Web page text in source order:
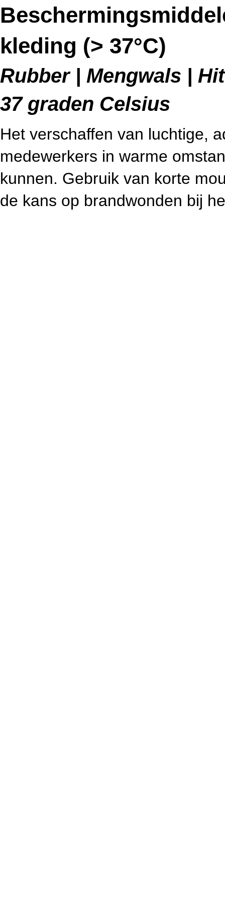
kleding (> 37°C)
Rubber | Mengwals |
37 graden Celsius
Het verschaffen van luchtige,
medewerkers in warme
kunnen. Gebruik van korte
de kans op brandwonden bij